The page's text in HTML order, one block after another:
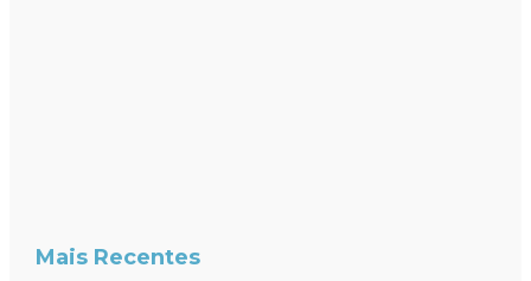
Mais Recentes